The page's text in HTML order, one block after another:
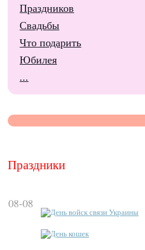
Праздников
Свадьбы
Что подарить
Юбилея
...
Праздники
08-08
День войск связи Украины
День кошек